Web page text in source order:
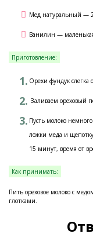
Мед натуральный — 2
Ванилин —
Приготовление:
Орехи фундук слегка
Заливаем ореховый
Пусть молоко
ложки меда и
15 минут, время от
Как принимать:
Пить ореховое молоко с
глотками.